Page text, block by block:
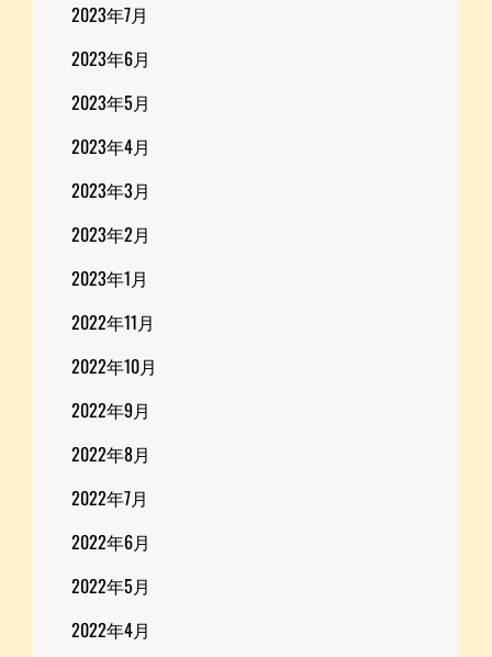
2023年7月
2023年6月
2023年5月
2023年4月
2023年3月
2023年2月
2023年1月
2022年11月
2022年10月
2022年9月
2022年8月
2022年7月
2022年6月
2022年5月
2022年4月